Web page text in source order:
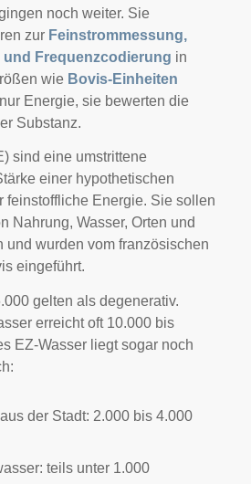
noch weiter. Sie
zur Feinstrommessung,
und Frequenzcodierung in
wie Bovis-Einheiten
Energie, sie bewerten die
Substanz.
sind eine umstrittene
einer hypothetischen
feinstoffliche Energie. Sie sollen
Nahrung, Wasser, Orten und
und wurden vom französischen
eingeführt.
gelten als degenerativ.
erreicht oft 10.000 bis
EZ-Wasser liegt sogar noch
der Stadt: 2.000 bis 4.000
teils unter 1.000